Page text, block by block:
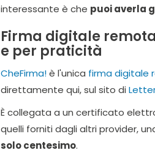
interessante è che puoi averla
Firma digitale
e per praticità
CheFirma!è l'unica firma digitale
direttamente qui, sul sito di
È collegata a un certificato
quelli forniti dagli altri provider,
solo centesimo.